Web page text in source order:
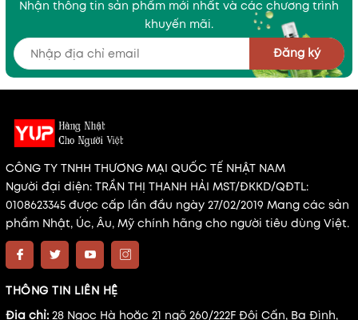
Nhận thông tin sản phẩm mới nhất và các chương trình
khuyến mãi.
Đăng ký
CÔNG TY TNHH THƯƠNG MẠI QUỐC TẾ NHẬT NAM
Người đại diện: TRẦN THỊ THANH HẢI MST/ĐKKD/QĐTL:
0108623345 được cấp lần đầu ngày 27/02/2019 Mang các sản
phẩm Nhật, Úc, Âu, Mỹ chính hãng cho người tiêu dùng Việt.
THÔNG TIN LIÊN HỆ
Địa chỉ: 28 Ngọc Hà hoặc 21 ngõ 260/222F Đội Cấn, Ba Đình,